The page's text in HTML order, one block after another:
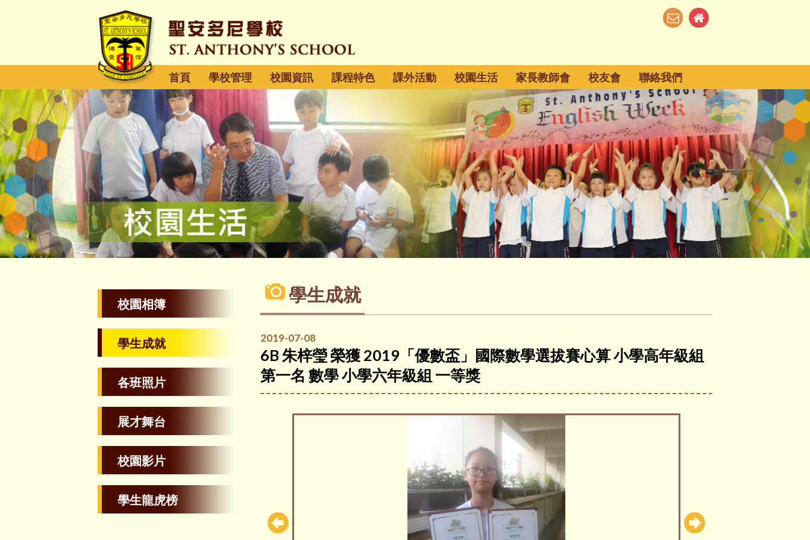
首頁 學校管理 校園資訊 課程特色 課外活動 校園生活 家長教師會 校友會 聯絡我們
校園相簿
學生成就
各班照片
展才舞台
校園影片
學生龍虎榜
學生成就
2019-07-08
6B 朱梓瑩 榮獲 2019「優數盃」國際數學選拔賽心算 小學高年級組
第一名 數學 小學六年級組 一等獎